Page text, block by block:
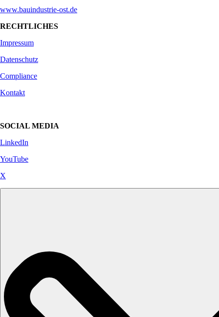
www.bauindustrie-ost.de
RECHTLICHES
Impressum
Datenschutz
Compliance
Kontakt
SOCIAL MEDIA
LinkedIn
YouTube
X